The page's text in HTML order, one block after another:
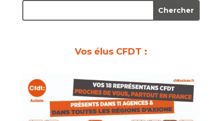
Vos élus CFDT :